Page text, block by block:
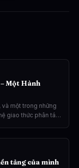
Một Hành
một trong những
giao thức phân tán.
dữ liệu ngang hàng
tảng của mình